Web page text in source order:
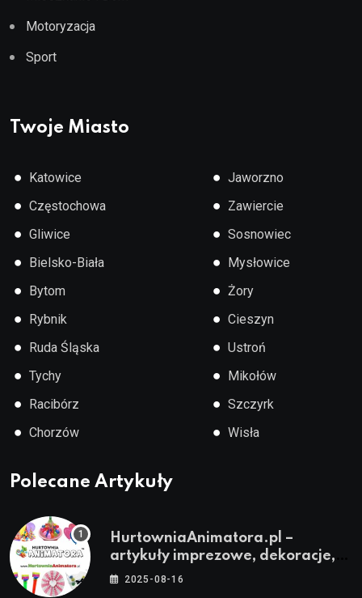
Motoryzacja
Sport
Twoje Miasto
● Katowice
● Częstochowa
● Gliwice
● Bielsko-Biała
● Bytom
● Rybnik
● Ruda Śląska
● Tychy
● Racibórz
● Chorzów
● Jaworzno
● Zawiercie
● Sosnowiec
● Mysłowice
● Żory
● Cieszyn
● Ustroń
● Mikołów
● Szczyrk
● Wisła
Polecane Artykuły
HurtowniaAnimatora.pl –
artykuły imprezowe, dekoracje,
stroje i akcesoria dla animatorów
2025-08-16